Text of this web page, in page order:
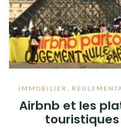
IMMOBILIER
Airbnb et les
touristiques